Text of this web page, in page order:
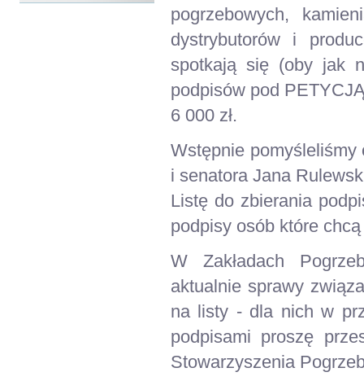
pogrzebowych,
dystrybutorów i
spotkają się (oby jak
podpisów pod
6 000 zł.
Wstępnie
i senatora Jana
Listę do zbierania
podpisy osób które
W Zakładach
aktualnie sprawy
na listy - dla nich w
podpisami proszę
Stowarzyszenia